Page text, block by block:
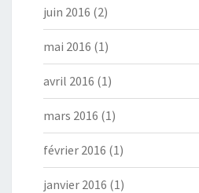
juin 2016 (2)
mai 2016 (1)
avril 2016 (1)
mars 2016 (1)
février 2016 (1)
janvier 2016 (1)